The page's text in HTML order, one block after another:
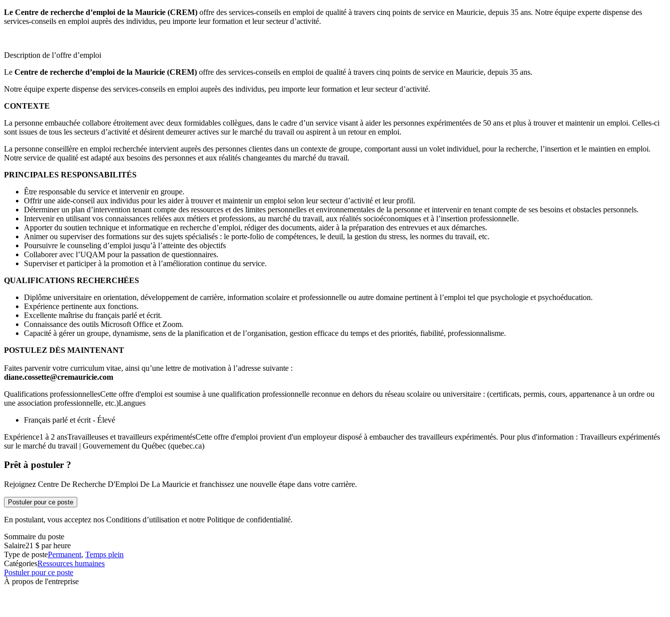
Le Centre de recherche d’emploi de la Mauricie (CREM) offre des services-conseils en emploi de qualité à travers cinq points de service en Mauricie, depuis 35 ans. Notre équipe experte dispense des
services-conseils en emploi auprès des individus, peu importe leur formation et leur secteur d’activité.
Description de l’offre d’emploi
Le Centre de recherche d’emploi de la Mauricie (CREM) offre des services-conseils en emploi de qualité à travers cinq points de service en Mauricie, depuis 35 ans.
Notre équipe experte dispense des services-conseils en emploi auprès des individus, peu importe leur formation et leur secteur d’activité.
CONTEXTE
La personne embauchée collabore étroitement avec deux formidables collègues, dans le cadre d’un service visant à aider les personnes expérimentées de 50 ans et plus à trouver et maintenir un emploi. Celles-ci
sont issues de tous les secteurs d’activité et désirent demeurer actives sur le marché du travail ou aspirent à un retour en emploi.
La personne conseillère en emploi recherchée intervient auprès des personnes clientes dans un contexte de groupe, comportant aussi un volet individuel, pour la recherche, l’insertion et le maintien en emploi.
Notre service de qualité est adapté aux besoins des personnes et aux réalités changeantes du marché du travail.
PRINCIPALES RESPONSABILITÉS
Être responsable du service et intervenir en groupe.
Offrir une aide-conseil aux individus pour les aider à trouver et maintenir un emploi selon leur secteur d’activité et leur profil.
Déterminer un plan d’intervention tenant compte des ressources et des limites personnelles et environnementales de la personne et intervenir en tenant compte de ses besoins et obstacles personnels.
Intervenir en utilisant vos connaissances reliées aux métiers et professions, au marché du travail, aux réalités socioéconomiques et à l’insertion professionnelle.
Apporter du soutien technique et informatique en recherche d’emploi, rédiger des documents, aider à la préparation des entrevues et aux démarches.
Animer ou superviser des formations sur des sujets spécialisés : le porte-folio de compétences, le deuil, la gestion du stress, les normes du travail, etc.
Poursuivre le counseling d’emploi jusqu’à l’atteinte des objectifs
Collaborer avec l’UQAM pour la passation de questionnaires.
Superviser et participer à la promotion et à l’amélioration continue du service.
QUALIFICATIONS RECHERCHÉES
Diplôme universitaire en orientation, développement de carrière, information scolaire et professionnelle ou autre domaine pertinent à l’emploi tel que psychologie et psychoéducation.
Expérience pertinente aux fonctions.
Excellente maîtrise du français parlé et écrit.
Connaissance des outils Microsoft Office et Zoom.
Capacité à gérer un groupe, dynamisme, sens de la planification et de l’organisation, gestion efficace du temps et des priorités, fiabilité, professionnalisme.
POSTULEZ DÈS MAINTENANT
Faites parvenir votre curriculum vitae, ainsi qu’une lettre de motivation à l’adresse suivante :
diane.cossette@cremauricie.com
Qualifications professionnellesCette offre d'emploi est soumise à une qualification professionnelle reconnue en dehors du réseau scolaire ou universitaire : (certificats, permis, cours, appartenance à un ordre ou
une association professionnelle, etc.)Langues
Français parlé et écrit - Élevé
Expérience1 à 2 ansTravailleuses et travailleurs expérimentésCette offre d'emploi provient d'un employeur disposé à embaucher des travailleurs expérimentés. Pour plus d'information : Travailleurs expérimentés
sur le marché du travail | Gouvernement du Québec (quebec.ca)
Prêt à postuler ?
Rejoignez Centre De Recherche D'Emploi De La Mauricie et franchissez une nouvelle étape dans votre carrière.
Postuler pour ce poste
En postulant, vous acceptez nos Conditions d’utilisation et notre Politique de confidentialité.
Sommaire du poste
Salaire21 $ par heure
Type de postePermanent, Temps plein
CatégoriesRessources humaines
Postuler pour ce poste
À propos de l'entreprise